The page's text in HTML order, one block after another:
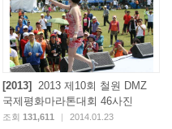
[2013]
2013 제10회 철원 DMZ
국제평화마라톤대회 46사진
조회 131,611 2014.01.23